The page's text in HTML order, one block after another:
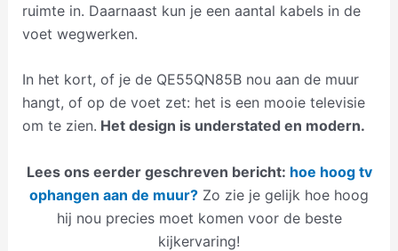
ruimte in. Daarnaast kun je een aantal kabels in de
voet wegwerken.
In het kort, of je de QE55QN85B nou aan de muur
hangt, of op de voet zet: het is een mooie televisie
om te zien. Het design is understated en modern.
Lees ons eerder geschreven bericht: hoe hoog tv
ophangen aan de muur? Zo zie je gelijk hoe hoog
hij nou precies moet komen voor de beste
kijkervaring!